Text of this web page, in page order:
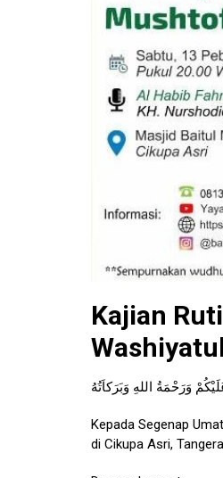
Kajian
وَرَحْمَةُ اللهِ وَبَرَكاَتُهُ
Kepada Segenap
di Cikupa Asri,